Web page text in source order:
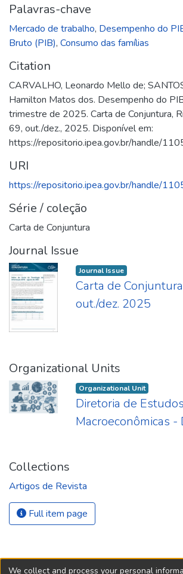
Palavras-chave
Mercado de trabalho, Desempenho do
Bruto (PIB), Consumo das famílias
Citation
CARVALHO, Leonardo Mello de;
Hamilton Matos dos. Desempenho do
trimestre de 2025. Carta de Conjuntura,
69, out./dez., 2025. Disponível em:
https://repositorio.ipea.gov.br/handle/
URI
https://repositorio.ipea.gov.br/handle/
Série / coleção
Carta de Conjuntura
Journal Issue
Journal Issue
Carta de
out./dez. 2025
Organizational Units
Organizational Unit
Diretoria de
Macroeconômicas -
Collections
Artigos de Revista
Full item page
We collect and process your personal